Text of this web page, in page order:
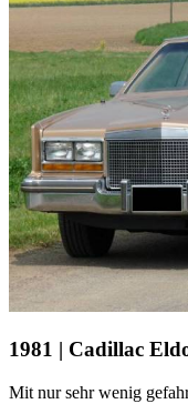
1981 | Cadillac
Mit nur sehr wenig